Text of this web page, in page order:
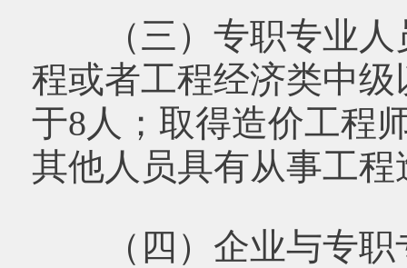
（三）专职专业人
程或者工程经济类中
于8人；取得造价工程
其他人员具有从事工
（四）企业与专职